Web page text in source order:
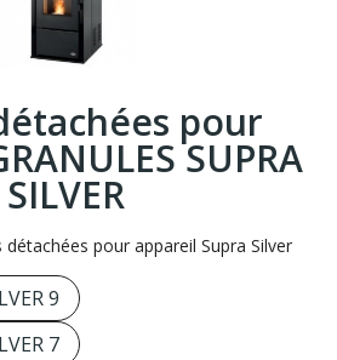
pour
SUPRA
SILVER
détachées pour appareil Supra Silver
9
7